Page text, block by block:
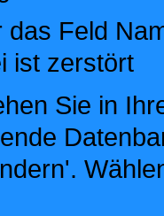
das Feld
ist zerstört
Sie in